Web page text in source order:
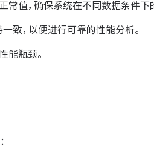
常值，确保系统在不同数据条件下
致，以便进行可靠的性能分析。
能瓶颈。